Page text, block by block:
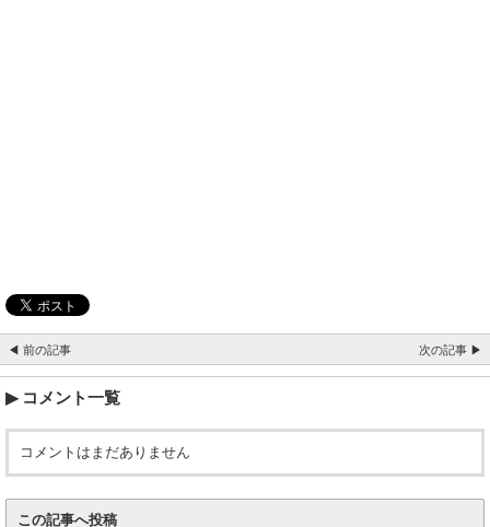
◀ 前の記事 次の記事 ▶
コメント一覧
コメントはまだありません
この記事へ投稿